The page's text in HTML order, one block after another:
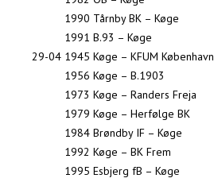
1990 Tårnby BK – Køge
1991 B.93 – Køge
29-04 1945 Køge – KFUM København
1956 Køge – B.1903
1973 Køge – Randers Freja
1979 Køge – Herfølge BK
1984 Brøndby IF – Køge
1992 Køge – BK Frem
1995 Esbjerg fB – Køge